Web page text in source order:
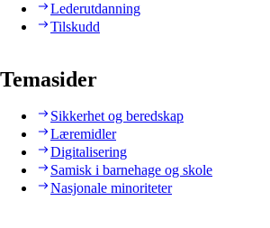
Lederutdanning
Tilskudd
Temasider
Sikkerhet og beredskap
Læremidler
Digitalisering
Samisk i barnehage og skole
Nasjonale minoriteter